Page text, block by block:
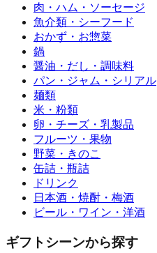
肉・ハム・ソーセージ
魚介類・シーフード
おかず・お惣菜
鍋
醤油・だし・調味料
パン・ジャム・シリアル
麺類
米・粉類
卵・チーズ・乳製品
フルーツ・果物
野菜・きのこ
缶詰・瓶詰
ドリンク
日本酒・焼酎・梅酒
ビール・ワイン・洋酒
ギフトシーンから探す